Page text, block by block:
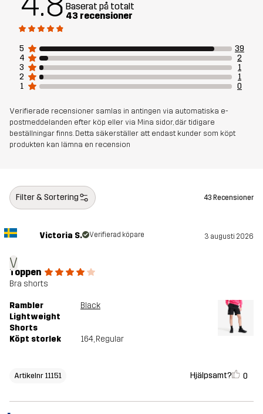
Artikelnummer 11151_4168
Baserat på totalt
43 recensioner
5
39
4
2
3
1
2
1
1
0
Verifierade recensioner samlas in antingen via automatiska e-
postmeddelanden efter köp eller via Mina sidor, där tidigare
beställningar finns. Detta säkerställer att endast kunder som köpt
produkten kan lämna en recension
Filter & Sortering 43 Recensioner
V
Victoria S. Verifierad köpare 3 augusti 2026
Toppen
Bra shorts
Rambler
Lightweight
Shorts
Black
Köpt storlek 164, Regular
Artikelnr 11151 Hjälpsamt? 0